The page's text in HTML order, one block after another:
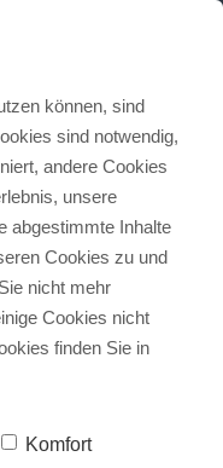
Google
Rate
können, sind
sind notwendig,
andere Cookies
unsere
abgestimmte Inhalte
Cookies zu und
nicht mehr
Cookies nicht
finden Sie in
Komfort